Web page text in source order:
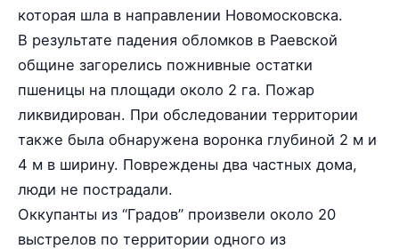
которая шла в направлении Новомосковска.
В результате падения обломков в Раевской
общине загорелись пожнивные остатки
пшеницы на площади около 2 га. Пожар
ликвидирован. При обследовании территории
также была обнаружена воронка глубиной 2 м и
4 м в ширину. Повреждены два частных дома,
люди не пострадали.
Оккупанты из “Градов” произвели около 20
выстрелов по территории одного из